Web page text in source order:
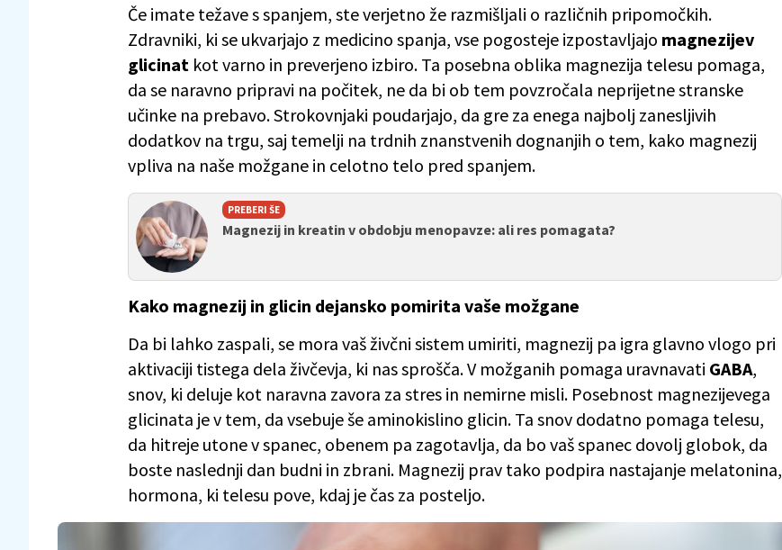
Če imate težave s spanjem, ste verjetno že razmišljali o različnih pripomočkih.
Zdravniki, ki se ukvarjajo z medicino spanja, vse pogosteje izpostavljajo magnezijev
glicinat kot varno in preverjeno izbiro. Ta posebna oblika magnezija telesu pomaga,
da se naravno pripravi na počitek, ne da bi ob tem povzročala neprijetne stranske
učinke na prebavo. Strokovnjaki poudarjajo, da gre za enega najbolj zanesljivih
dodatkov na trgu, saj temelji na trdnih znanstvenih dognanjih o tem, kako magnezij
vpliva na naše možgane in celotno telo pred spanjem.
PREBERI ŠE
Magnezij in kreatin v obdobju menopavze: ali res pomagata?
Kako magnezij in glicin dejansko pomirita vaše možgane
Da bi lahko zaspali, se mora vaš živčni sistem umiriti, magnezij pa igra glavno vlogo pri
aktivaciji tistega dela živčevja, ki nas sprošča. V možganih pomaga uravnavati GABA,
snov, ki deluje kot naravna zavora za stres in nemirne misli. Posebnost magnezijevega
glicinata je v tem, da vsebuje še aminokislino glicin. Ta snov dodatno pomaga telesu,
da hitreje utone v spanec, obenem pa zagotavlja, da bo vaš spanec dovolj globok, da
boste naslednji dan budni in zbrani. Magnezij prav tako podpira nastajanje melatonina,
hormona, ki telesu pove, kdaj je čas za posteljo.